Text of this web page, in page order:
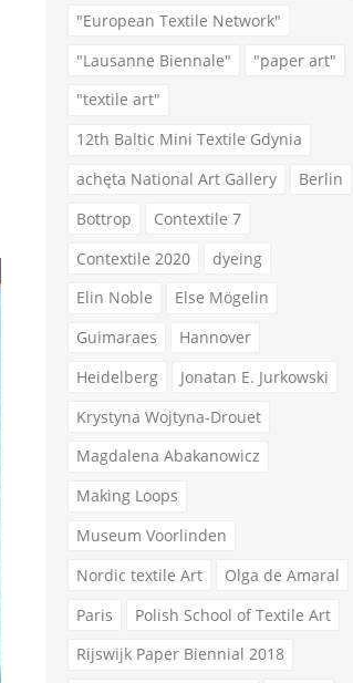
"European Textile Network"
"Lausanne Biennale"
"paper art"
"textile art"
12th Baltic Mini Textile Gdynia
achęta National Art Gallery
Berlin
Bottrop
Contextile 7
Contextile 2020
dyeing
Elin Noble
Else Mögelin
Guimaraes
Hannover
Heidelberg
Jonatan E. Jurkowski
Krystyna Wojtyna-Drouet
Magdalena Abakanowicz
Making Loops
Museum Voorlinden
Nordic textile Art
Olga de Amaral
Paris
Polish School of Textile Art
Rijswijk Paper Biennial 2018